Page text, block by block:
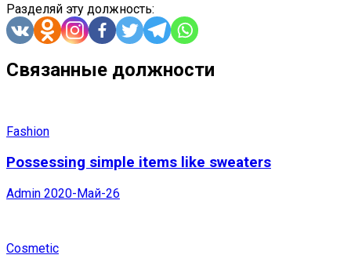
Разделяй эту должность:
Связанные должности
Fashion
Possessing simple items like sweaters
Admin 2020-Май-26
Cosmetic